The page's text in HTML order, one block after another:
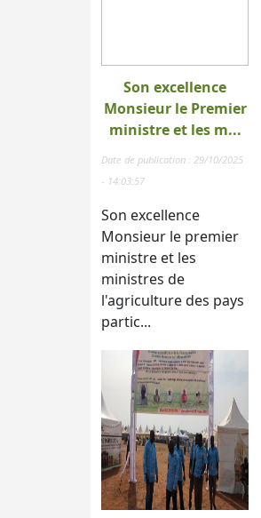
Son excellence
Monsieur le Premier
ministre et les m...
Date de publication : 29/10/2025
- 14:03:57
Son excellence
Monsieur le premier
ministre et les
ministres de
l'agriculture des pays
partic...